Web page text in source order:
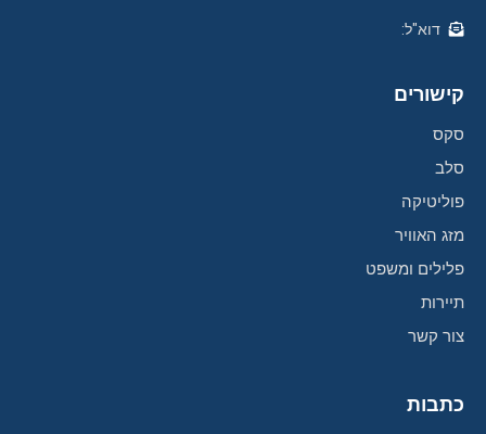
דוא"ל:
קישורים
סקס
סלב
פוליטיקה
מזג האוויר
פלילים ומשפט
תיירות
צור קשר
כתבות